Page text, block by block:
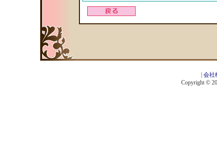
会社
Copyright ©